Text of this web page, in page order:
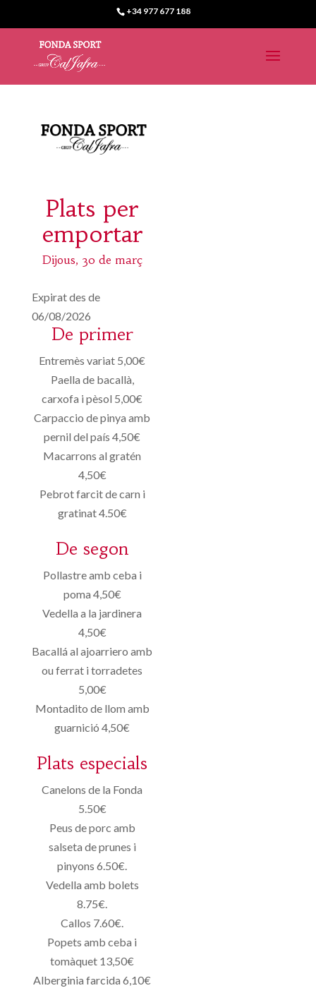
+34 977 677 188
Plats per
emportar
Dijous, 30 de març
Expirat des de
06/08/2026
De primer
Entremès variat 5,00€
Paella de bacallà,
carxofa i pèsol 5,00€
Carpaccio de pinya amb
pernil del país 4,50€
Macarrons al gratén
4,50€
Pebrot farcit de carn i
gratinat 4.50€
De segon
Pollastre amb ceba i
poma 4,50€
Vedella a la jardinera
4,50€
Bacallá al ajoarriero amb
ou ferrat i torradetes
5,00€
Montadito de llom amb
guarnició 4,50€
Plats especials
Canelons de la Fonda
5.50€
Peus de porc amb
salseta de prunes i
pinyons 6.50€.
Vedella amb bolets
8.75€.
Callos 7.60€.
Popets amb ceba i
tomàquet 13,50€
Alberginia farcida 6,10€